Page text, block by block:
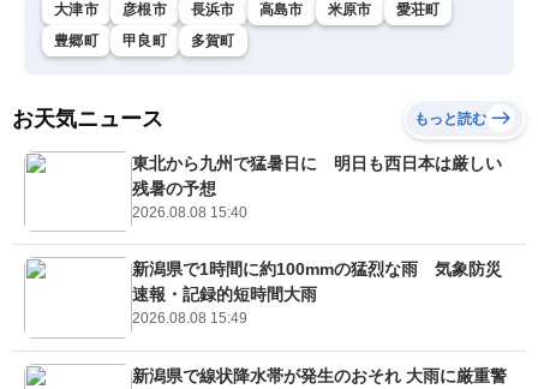
大津市 彦根市 長浜市 高島市 米原市
愛荘町
豊郷町
甲良町 多賀町
お天気ニュース もっと読む
東北から九州で猛暑日に 明日も西日本は厳しい
残暑の予想
2026.08.08 15:40
新潟県で1時間に約100mmの猛烈な雨 気象防災
速報・記録的短時間大雨
2026.08.08 15:49
新潟県で線状降水帯が発生のおそれ 大雨に厳重警